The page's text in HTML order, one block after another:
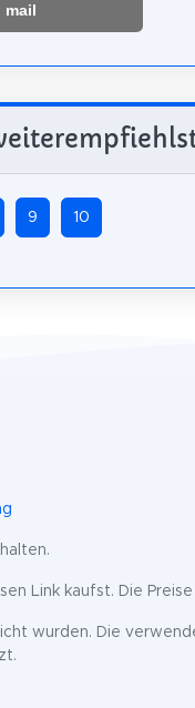
mail
9 10
Link kaufst. Die
wurden. Die